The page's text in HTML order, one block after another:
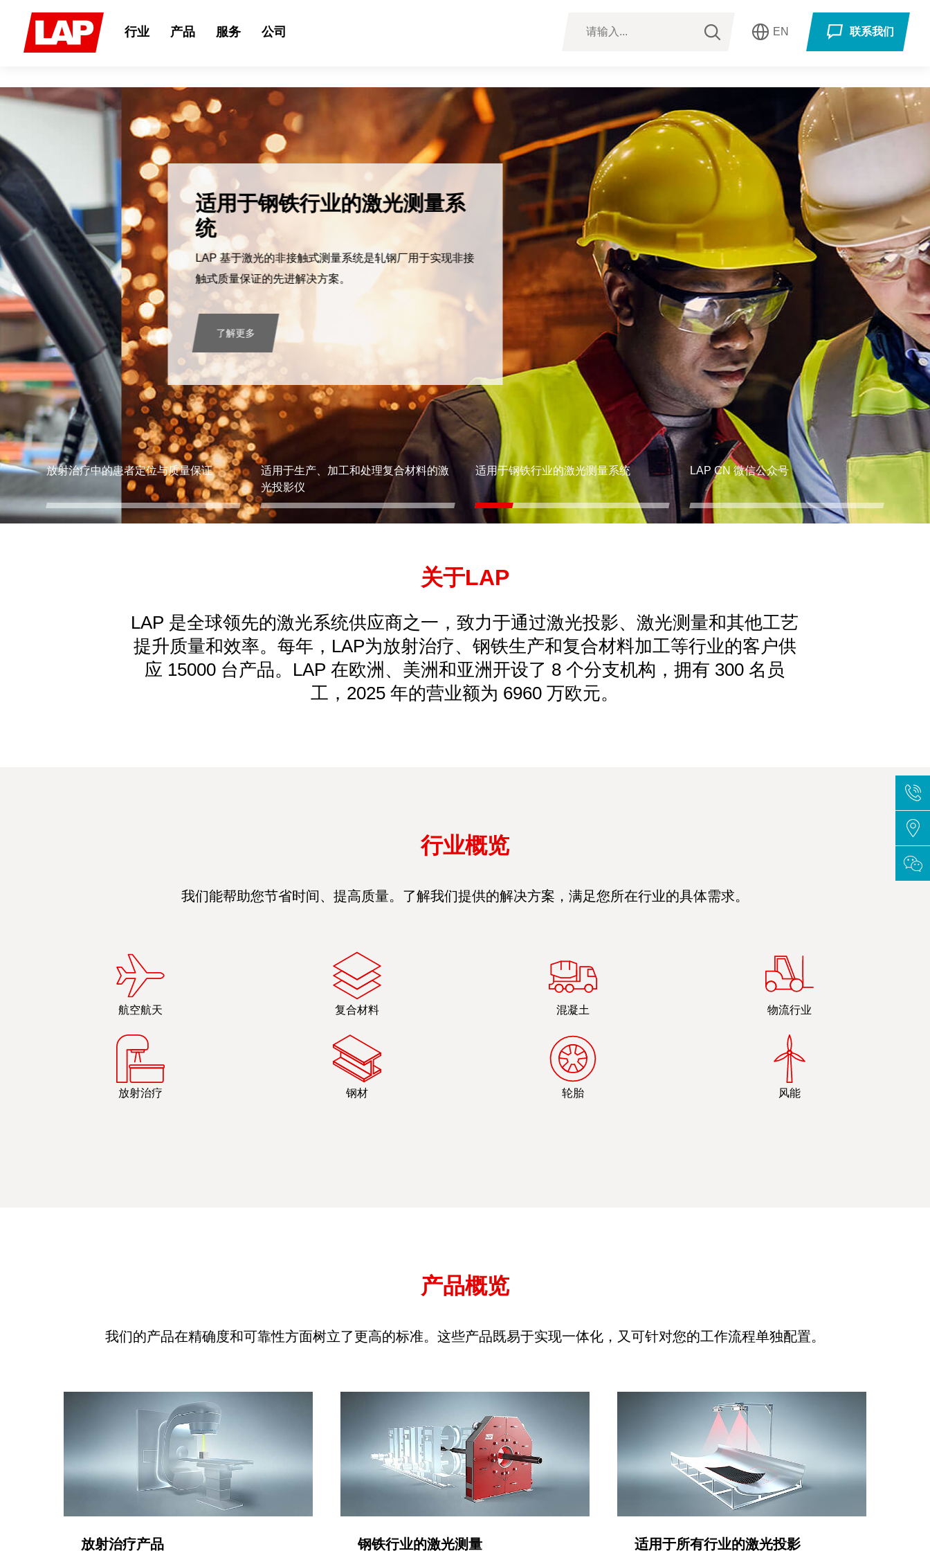
行业 产品 服务 公司 EN 联系我们
适用于钢铁行业的激光测量系
统
LAP 基于激光的非接触式测量系统是轧钢厂用于实现非接
触式质量保证的先进解决方案。
了解更多
放射治疗中的患者定位与质量保证
适用于生产、加工和处理复合材料的激
光投影仪
适用于钢铁行业的激光测量系统 LAP CN 微信公众号
关于LAP
LAP 是全球领先的激光系统供应商之一，致力于通过激光投影、激光测量和其他工艺
提升质量和效率。每年，LAP为放射治疗、钢铁生产和复合材料加工等行业的客户供
应 15000 台产品。LAP 在欧洲、美洲和亚洲开设了 8 个分支机构，拥有 300 名员
工，2025 年的营业额为 6960 万欧元。
行业概览
我们能帮助您节省时间、提高质量。了解我们提供的解决方案，满足您所在行业的具体需求。
航空航天 复合材料 混凝土 物流行业
放射治疗 钢材 轮胎 风能
产品概览
我们的产品在精确度和可靠性方面树立了更高的标准。这些产品既易于实现一体化，又可针对您的工作流程单独配置。
放射治疗产品 钢铁行业的激光测量 适用于所有行业的激光投影